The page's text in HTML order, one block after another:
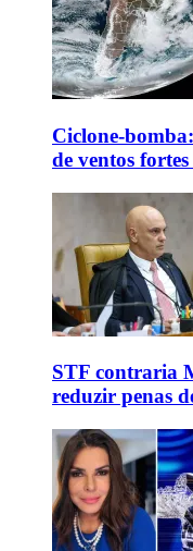
Ciclone-
de ventos
STF contraria
reduzir penas